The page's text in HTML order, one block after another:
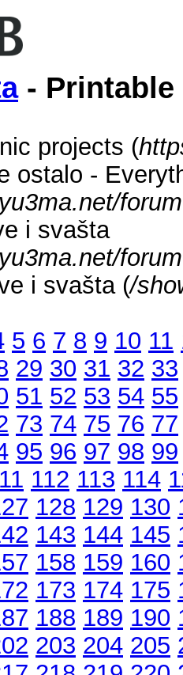
- Printable
projects (
ostalo -
i svašta
i svašta (/
5 6 7 8 9 10 11
29 30 31 32 33
51 52 53 54 55
73 74 75 76 77
95 96 97 98 99
112 113 114
128 129 130
143 144 145
158 159 160
173 174 175
188 189 190
203 204 205